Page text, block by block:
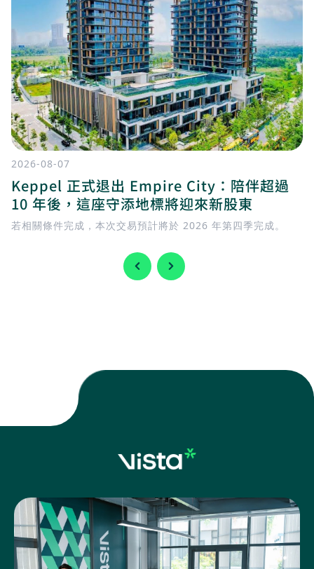
2026-08-07
Keppel 正式退出 Empire City：陪伴超過
10 年後，這座守添地標將迎來新股東
若相關條件完成，本次交易預計將於 2026 年第四季完成。